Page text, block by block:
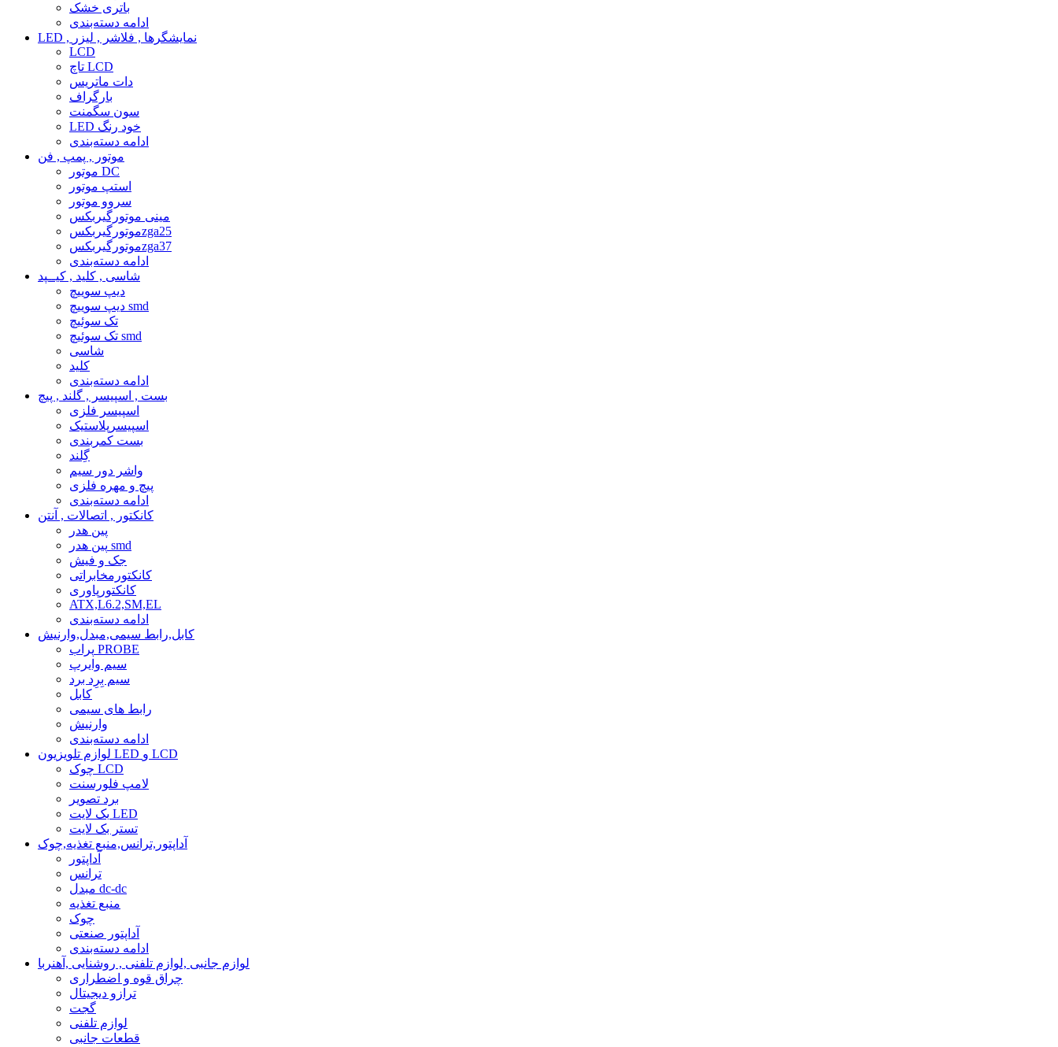
باتری خشک
ادامه دسته‌بندی
LED , نمایشگرها , فلاشر , لیزر
LCD
تاچ LCD
دات ماتریس
بارگراف
سون سگمنت
LED خود رنگ
ادامه دسته‌بندی
موتور , پمپ , فن
موتور DC
استپ موتور
سروو موتور
مینی موتورگیربکس
موتورگیربکسzga25
موتورگیربکسzga37
ادامه دسته‌بندی
شاسی , کلید , کیــپد
دیپ سوییچ
دیپ سوییچ smd
تک سوئیچ
تک سوئیچ smd
شاسی
کلید
ادامه دسته‌بندی
بست , اسپیسر , گلند , پیچ
اسپیسر فلزی
اسپیسرپلاستیک
بست کمربندی
گِلند
واشر دور سیم
پیچ و مهره فلزی
ادامه دسته‌بندی
کانکتور , اتصالات , آنتن
پین هدر
پین هدر smd
جک و فیش
کانکتورمخابراتی
کانکتورپاوری
ATX,L6.2,SM,EL
ادامه دسته‌بندی
کابل,رابط سیمی,مبدل,وارنیش
پراب PROBE
سیم وایرپ
سیم بِرِد برد
کابل
رابط های سیمی
وارنیش
ادامه دسته‌بندی
لوازم تلویزیون LED و LCD
چوک LCD
لامپ فلورسنت
برد تصویر
بک لایت LED
تستر بک لایت
آداپتور,ترانس,منبع تغذیه,چوک
آداپتور
ترانس
مبدل dc-dc
منبع تغذیه
چوک
آداپتور صنعتی
ادامه دسته‌بندی
لوازم جانبی ,لوازم تلفنی , روشنایی ,آهنربا
چراق قوه و اضطراری
ترازو دیجیتال
گجت
لوازم تلفنی
قطعات جانبی